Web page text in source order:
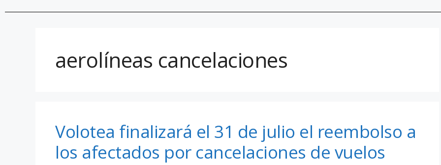
aerolíneas cancelaciones
Volotea finalizará el 31 de julio el reembolso a
los afectados por cancelaciones de vuelos